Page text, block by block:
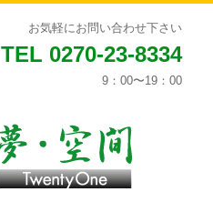
お気軽にお問い合わせ下さい
TEL 0270-23-8334
9：00〜19：00